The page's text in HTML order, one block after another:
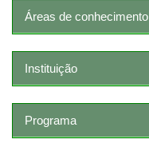
Áreas de conhecimento
Instituição
Programa